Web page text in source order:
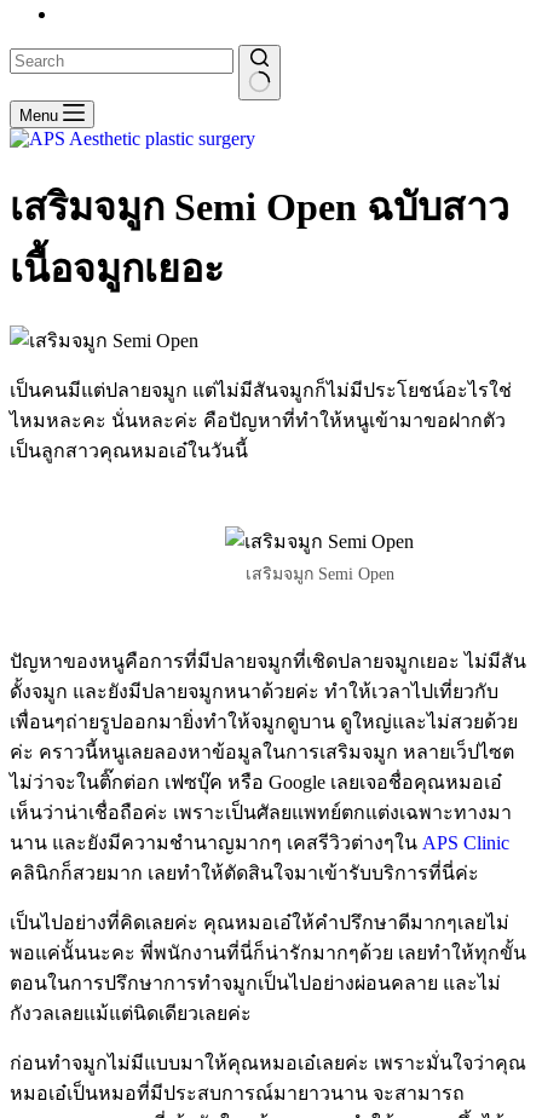
No
results
Menu
เสริมจมูก Semi Open ฉบับสาว
เนื้อจมูกเยอะ
เป็นคนมีแต่ปลายจมูก แต่ไม่มีสันจมูกก็ไม่มีประโยชน์อะไรใช่
ไหมหละคะ นั่นหละค่ะ คือปัญหาที่ทำให้หนูเข้ามาขอฝากตัว
เป็นลูกสาวคุณหมอเอ๋ในวันนี้
เสริมจมูก Semi Open
ปัญหาของหนูคือการที่มีปลายจมูกที่เชิดปลายจมูกเยอะ ไม่มีสัน
ดั้งจมูก และยังมีปลายจมูกหนาด้วยค่ะ ทำให้เวลาไปเที่ยวกับ
เพื่อนๆถ่ายรูปออกมายิ่งทำให้จมูกดูบาน ดูใหญ่และไม่สวยด้วย
ค่ะ คราวนี้หนูเลยลองหาข้อมูลในการเสริมจมูก หลายเว็ปไซต
ไม่ว่าจะในติ๊กต่อก เฟซบุ๊ค หรือ Google เลยเจอชื่อคุณหมอเอ๋
เห็นว่าน่าเชื่อถือค่ะ เพราะเป็นศัลยแพทย์ตกแต่งเฉพาะทางมา
นาน และยังมีความชำนาญมากๆ เคสรีวิวต่างๆใน APS Clinic
คลินิกก็สวยมาก เลยทำให้ตัดสินใจมาเข้ารับบริการที่นี่ค่ะ
เป็นไปอย่างที่คิดเลยค่ะ คุณหมอเอ๋ให้คำปรึกษาดีมากๆเลยไม่
พอแค่นั้นนะคะ พี่พนักงานที่นี่ก็น่ารักมากๆด้วย เลยทำให้ทุกขั้น
ตอนในการปรึกษาการทำจมูกเป็นไปอย่างผ่อนคลาย และไม่
กังวลเลยแม้แต่นิดเดียวเลยค่ะ
ก่อนทำจมูกไม่มีแบบมาให้คุณหมอเอ๋เลยค่ะ เพราะมั่นใจว่าคุณ
หมอเอ๋เป็นหมอที่มีประสบการณ์มายาวนาน จะสามารถ